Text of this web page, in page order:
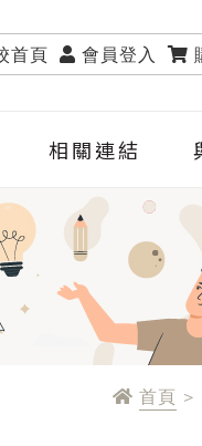
首頁 會員登入
相關連結
首頁 >